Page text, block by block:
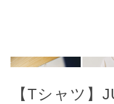
【Tシャツ】